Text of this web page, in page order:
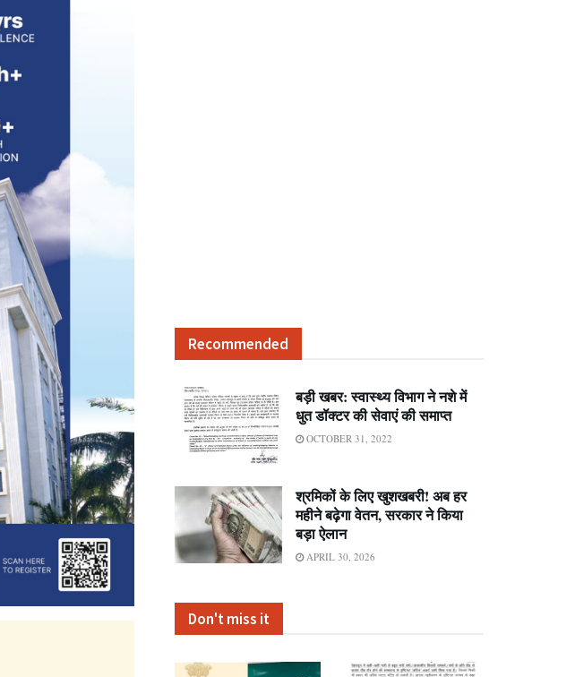
Recommended
बड़ी खबर: स्वास्थ्य विभाग ने नशे में
धुत डॉक्टर की सेवाएं की समाप्त
OCTOBER 31, 2022
श्रमिकों के लिए खुशखबरी! अब हर
महीने बढ़ेगा वेतन, सरकार ने किया
बड़ा ऐलान
APRIL 30, 2026
Don't miss it